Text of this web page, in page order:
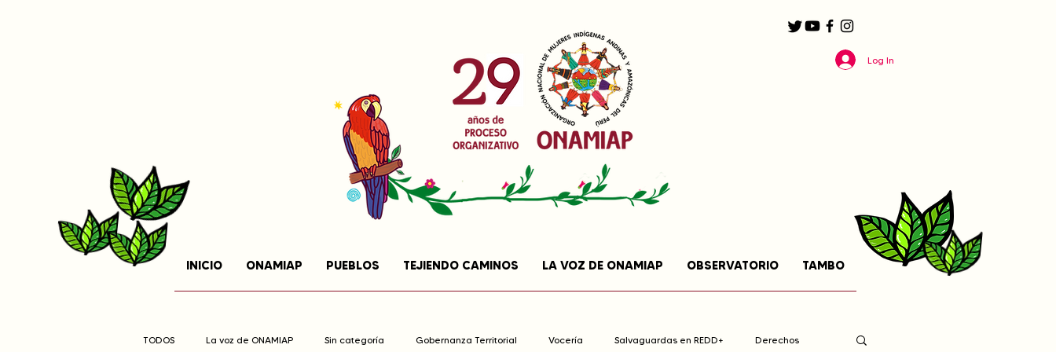
INICIO ONAMIAP PUEBLOS TEJIENDO CAMINOS LA VOZ DE ONAMIAP OBSERVATORIO TAMBO
Log In
TODOS La voz de ONAMIAP Sin categoría Gobernanza Territorial Vocería Salvaguardas en REDD+ Derechos